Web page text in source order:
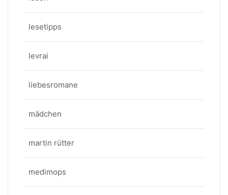
lesetipps
levrai
liebesromane
mädchen
martin rütter
medimops